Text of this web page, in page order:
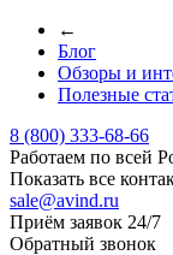
←
Блог
Обзоры и
Полезные
8 (800) 333-68-66
Работаем по всей
Показать все
sale@avind.ru
Приём заявок 24/7
Обратный звонок